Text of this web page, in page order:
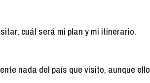
cuál será mi plan y mi itinerario.
nada del país que visito, aunque ello